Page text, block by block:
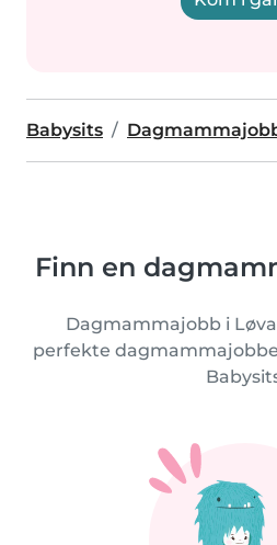
Babysits
Finn en
Dagmammajobb i
perfekte